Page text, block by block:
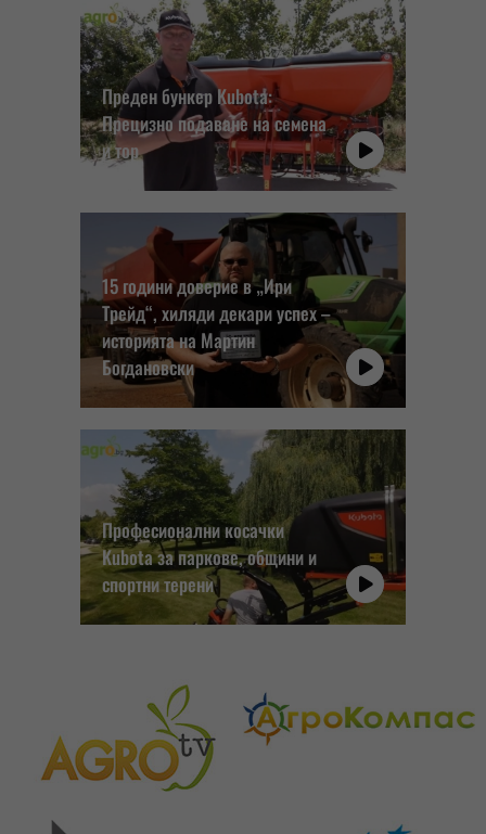
Преден бункер Kubota:
Прецизно подаване на семена
и тор
15 години доверие в „Ири
Трейд“, хиляди декари успех –
историята на Мартин
Богдановски
Професионални косачки
Kubota за паркове, общини и
спортни терени